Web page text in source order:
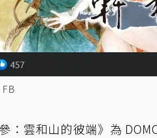
：雲和山的彼端》為